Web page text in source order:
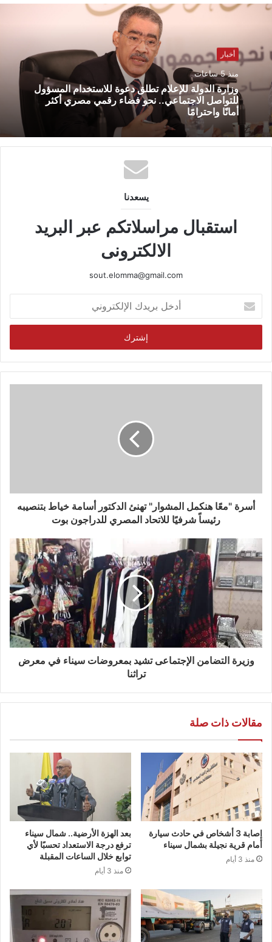
أخبار
منذ 5 ساعات
وزارة الدولة للإعلام تطلق دعوة للاستخدام المسؤول
للتواصل الاجتماعي.. نحو فضاء رقمي مصري أكثر
أمانًا واحترامًا
يسعدنا
استقبال مراسلاتكم عبر البريد
الالكترونى
sout.elomma@gmail.com
بريدك
الإلكتروني
أسرة "معًا هنكمل المشوار" تهنئ الدكتور أسامة خياط بتنصيبه
رئيساً شرفيًا للاتحاد المصري للدراجون بوت
وزيرة التضامن الإجتماعى تشيد بمعروضات سيناء في معرض
تراثنا
مقالات ذات صلة
إصابة 3 أشخاص في حادث سيارة
أمام قرية نجيلة بشمال سيناء
منذ 3 أيام
بعد الهزة الأرضية.. شمال سيناء
ترفع درجة الاستعداد تحسبًا لأي
توابع خلال الساعات المقبلة
منذ 3 أيام